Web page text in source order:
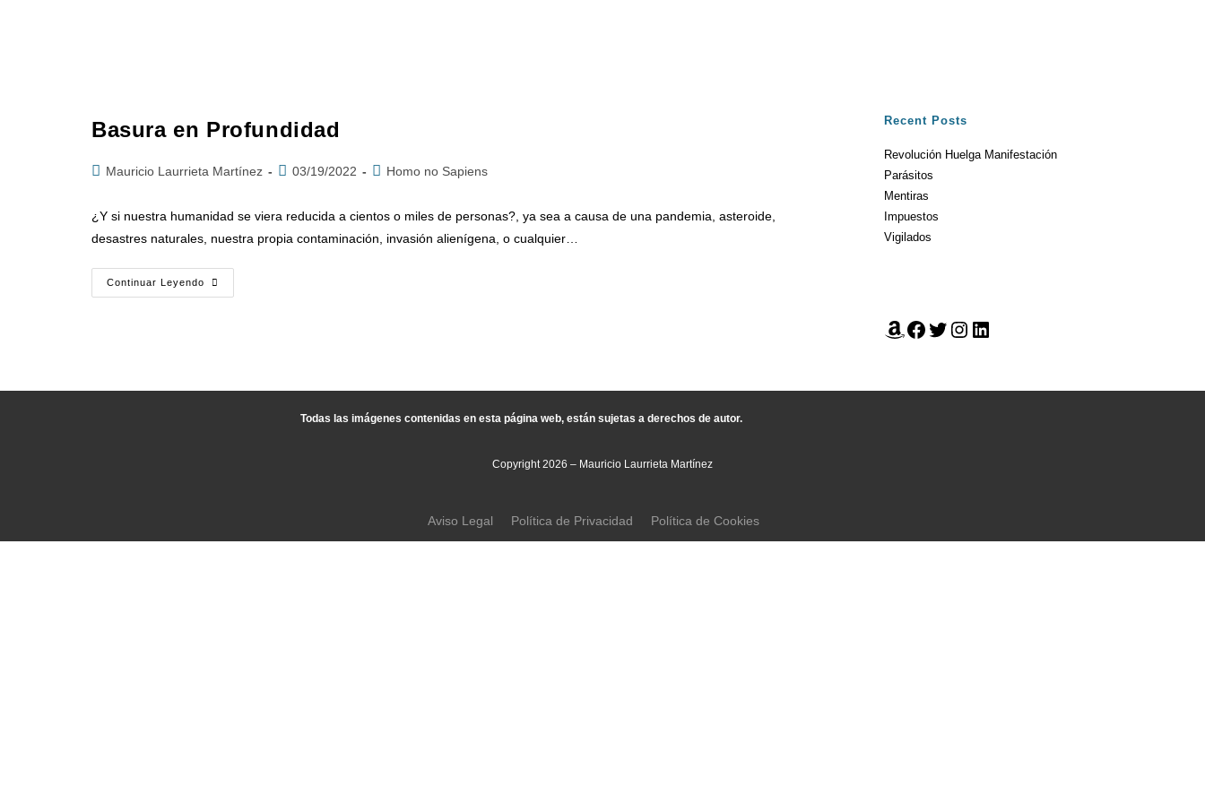
Basura en Profundidad
Mauricio Laurrieta Martínez 03/19/2022 Homo no Sapiens
¿Y si nuestra humanidad se viera reducida a cientos o miles de personas?, ya sea a causa de una pandemia, asteroide,
desastres naturales, nuestra propia contaminación, invasión alienígena, o cualquier…
Continuar Leyendo
Recent Posts
Revolución Huelga Manifestación
Parásitos
Mentiras
Impuestos
Vigilados
Todas las imágenes contenidas en esta página web, están sujetas a derechos de autor.
Copyright 2026 – Mauricio Laurrieta Martínez
Aviso Legal Política de Privacidad Política de Cookies